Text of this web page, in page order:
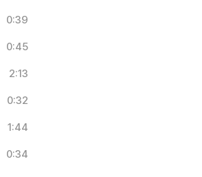
0:39
0:45
2:13
0:32
1:44
0:34